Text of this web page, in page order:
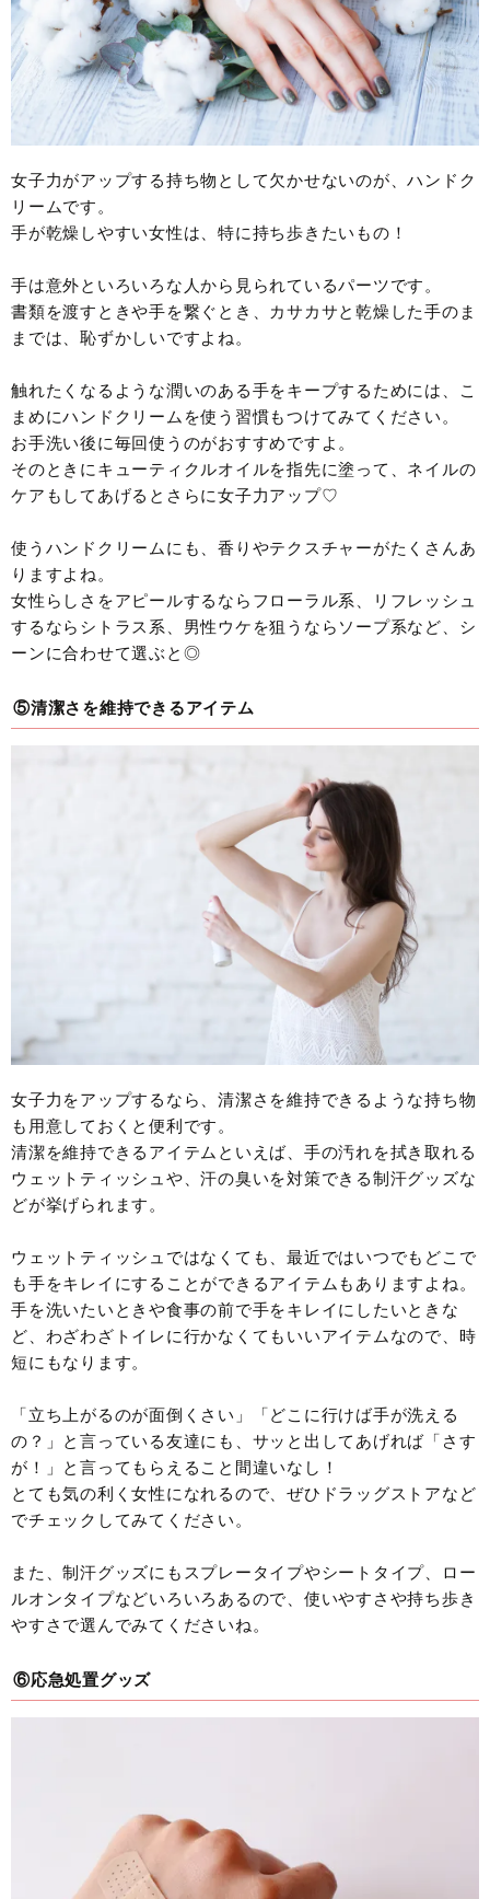
女子力がアップする持ち物として欠かせないのが、ハンドク
リームです。
手が乾燥しやすい女性は、特に持ち歩きたいもの！
手は意外といろいろな人から見られているパーツです。
書類を渡すときや手を繋ぐとき、カサカサと乾燥した手のま
までは、恥ずかしいですよね。
触れたくなるような潤いのある手をキープするためには、こ
まめにハンドクリームを使う習慣もつけてみてください。
お手洗い後に毎回使うのがおすすめですよ。
そのときにキューティクルオイルを指先に塗って、ネイルの
ケアもしてあげるとさらに女子力アップ♡
使うハンドクリームにも、香りやテクスチャーがたくさんあ
りますよね。
女性らしさをアピールするならフローラル系、リフレッシュ
するならシトラス系、男性ウケを狙うならソープ系など、シ
ーンに合わせて選ぶと◎
⑤清潔さを維持できるアイテム
女子力をアップするなら、清潔さを維持できるような持ち物
も用意しておくと便利です。
清潔を維持できるアイテムといえば、手の汚れを拭き取れる
ウェットティッシュや、汗の臭いを対策できる制汗グッズな
どが挙げられます。
ウェットティッシュではなくても、最近ではいつでもどこで
も手をキレイにすることができるアイテムもありますよね。
手を洗いたいときや食事の前で手をキレイにしたいときな
ど、わざわざトイレに行かなくてもいいアイテムなので、時
短にもなります。
「立ち上がるのが面倒くさい」「どこに行けば手が洗える
の？」と言っている友達にも、サッと出してあげれば「さす
が！」と言ってもらえること間違いなし！
とても気の利く女性になれるので、ぜひドラッグストアなど
でチェックしてみてください。
また、制汗グッズにもスプレータイプやシートタイプ、ロー
ルオンタイプなどいろいろあるので、使いやすさや持ち歩き
やすさで選んでみてくださいね。
⑥応急処置グッズ